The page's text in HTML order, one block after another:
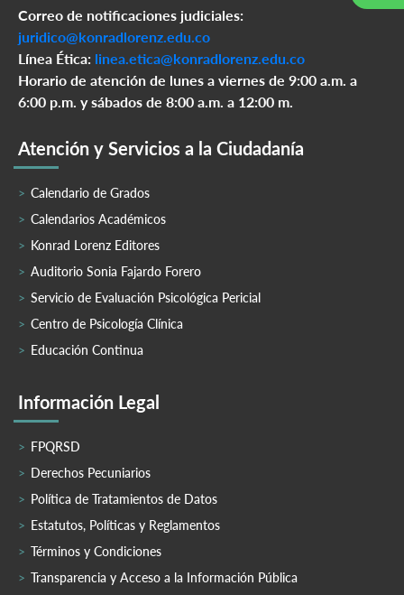
Correo de notificaciones judiciales:
juridico@konradlorenz.edu.co
Línea Ética: linea.etica@konradlorenz.edu.co
Horario de atención de lunes a viernes de 9:00 a.m. a
6:00 p.m. y sábados de 8:00 a.m. a 12:00 m.
Atención y Servicios a la Ciudadanía
Calendario de Grados
Calendarios Académicos
Konrad Lorenz Editores
Auditorio Sonia Fajardo Forero
Servicio de Evaluación Psicológica Pericial
Centro de Psicología Clínica
Educación Continua
Información Legal
FPQRSD
Derechos Pecuniarios
Política de Tratamientos de Datos
Estatutos, Políticas y Reglamentos
Términos y Condiciones
Transparencia y Acceso a la Información Pública